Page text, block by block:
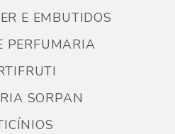
E EMBUTIDOS
PERFUMARIA
SORPAN